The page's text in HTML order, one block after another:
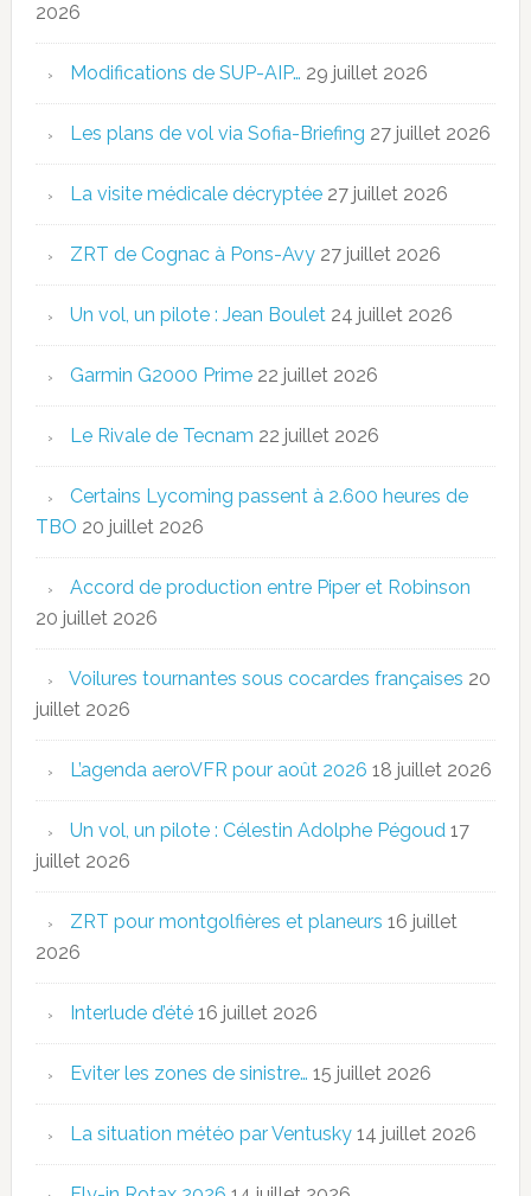
2026
Modifications de SUP-AIP… 29 juillet 2026
Les plans de vol via Sofia-Briefing 27 juillet 2026
La visite médicale décryptée 27 juillet 2026
ZRT de Cognac à Pons-Avy 27 juillet 2026
Un vol, un pilote : Jean Boulet 24 juillet 2026
Garmin G2000 Prime 22 juillet 2026
Le Rivale de Tecnam 22 juillet 2026
Certains Lycoming passent à 2.600 heures de
TBO 20 juillet 2026
Accord de production entre Piper et Robinson
20 juillet 2026
Voilures tournantes sous cocardes françaises 20
juillet 2026
L’agenda aeroVFR pour août 2026 18 juillet 2026
Un vol, un pilote : Célestin Adolphe Pégoud 17
juillet 2026
ZRT pour montgolfières et planeurs 16 juillet
2026
Interlude d’été 16 juillet 2026
Eviter les zones de sinistre… 15 juillet 2026
La situation météo par Ventusky 14 juillet 2026